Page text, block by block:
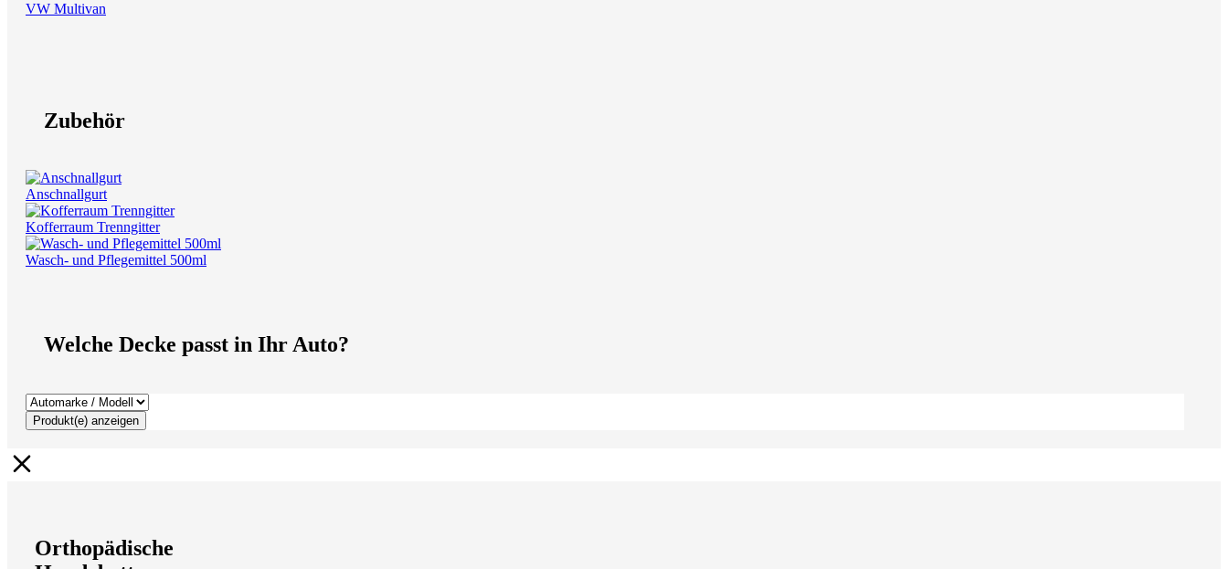
VW Multivan
Zubehör
Anschnallgurt
Kofferraum Trenngitter
Wasch- und Pflegemittel 500ml
Welche Decke passt in Ihr Auto?
Produkt(e) anzeigen
Orthopädische